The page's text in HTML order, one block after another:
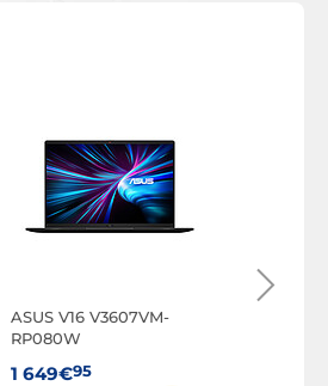
ASUS V16 V3607VM-
RP080W
1 649€95